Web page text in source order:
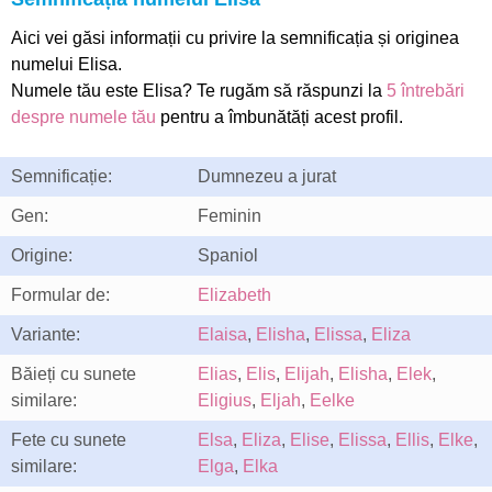
Aici vei găsi informații cu privire la semnificația și originea
numelui Elisa.
Numele tău este Elisa? Te rugăm să răspunzi la 5 întrebări
despre numele tău pentru a îmbunătăți acest profil.
Semnificație: Dumnezeu a jurat
Gen: Feminin
Origine: Spaniol
Formular de: Elizabeth
Variante: Elaisa, Elisha, Elissa, Eliza
Băieți cu sunete
similare:
Elias, Elis, Elijah, Elisha, Elek,
Eligius, Eljah, Eelke
Fete cu sunete
similare:
Elsa, Eliza, Elise, Elissa, Ellis, Elke,
Elga, Elka